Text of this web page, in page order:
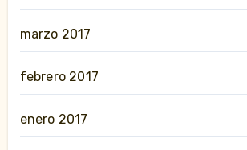
marzo 2017
febrero 2017
enero 2017